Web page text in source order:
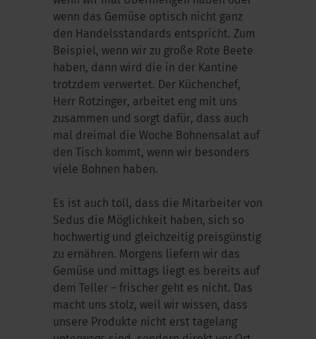
wenn das Gemüse optisch nicht ganz
den Handelsstandards entspricht. Zum
Beispiel, wenn wir zu große Rote Beete
haben, dann wird die in der Kantine
trotzdem verwertet. Der Küchenchef,
Herr Rotzinger, arbeitet eng mit uns
zusammen und sorgt dafür, dass auch
mal dreimal die Woche Bohnensalat auf
den Tisch kommt, wenn wir besonders
viele Bohnen haben.
Es ist auch toll, dass die Mitarbeiter von
Sedus die Möglichkeit haben, sich so
hochwertig und gleichzeitig preisgünstig
zu ernähren. Morgens liefern wir das
Gemüse und mittags liegt es bereits auf
dem Teller – frischer geht es nicht. Das
macht uns stolz, weil wir wissen, dass
unsere Produkte nicht erst tagelang